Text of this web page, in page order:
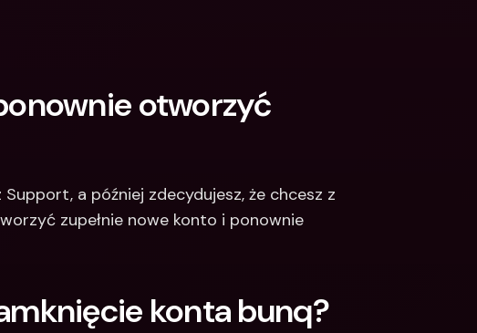
otworzyć
a później zdecydujesz, że chcesz z
zupełnie nowe konto i ponownie
konta bunq?